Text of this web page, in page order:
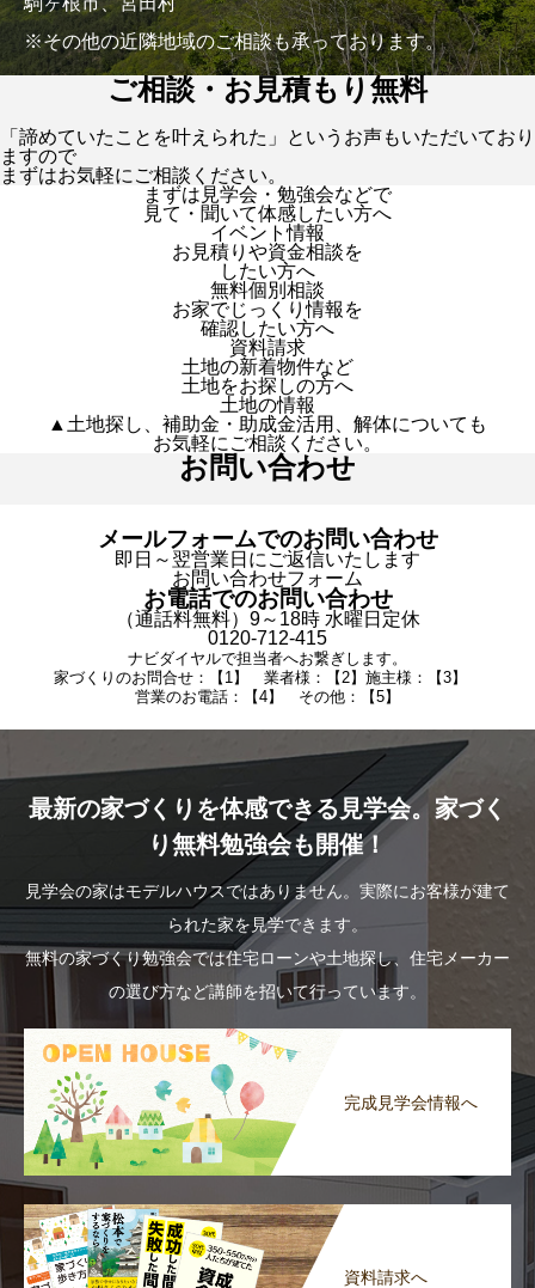
※その他の近隣地域のご相談も承っております。
ご相談・お見積もり無料
「諦めていたことを叶えられた」というお声もいただいており
ますので
まずはお気軽にご相談ください。
まずは見学会・勉強会などで
見て・聞いて体感したい方へ
イベント情報
お見積りや資金相談を
したい方へ
無料個別相談
お家でじっくり情報を
確認したい方へ
資料請求
土地の新着物件など
土地をお探しの方へ
土地の情報
▲土地探し、補助金・助成金活用、解体についても
お気軽にご相談ください。
お問い合わせ
メールフォームでのお問い合わせ
即日～翌営業日にご返信いたします
お問い合わせフォーム
お電話でのお問い合わせ
（通話料無料）9～18時 水曜日定休
0120-712-415
ナビダイヤルで担当者へお繋ぎします。
家づくりのお問合せ：【1】 業者様：【2】施主様：【3】
営業のお電話：【4】 その他：【5】
最新の家づくりを体感できる見学会。家づく
り無料勉強会も開催！
見学会の家はモデルハウスではありません。実際にお客様が建て
られた家を見学できます。
無料の家づくり勉強会では住宅ローンや土地探し、住宅メーカー
の選び方など講師を招いて行っています。
完成見学会情報へ
資料請求へ